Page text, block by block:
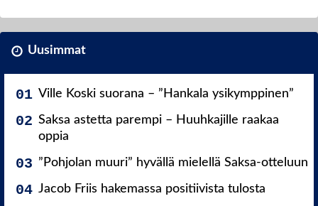
Uusimmat
Ville Koski suorana – ”Hankala ysikymppinen”
Saksa astetta parempi – Huuhkajille raakaa
oppia
”Pohjolan muuri” hyvällä mielellä Saksa-otteluun
Jacob Friis hakemassa positiivista tulosta